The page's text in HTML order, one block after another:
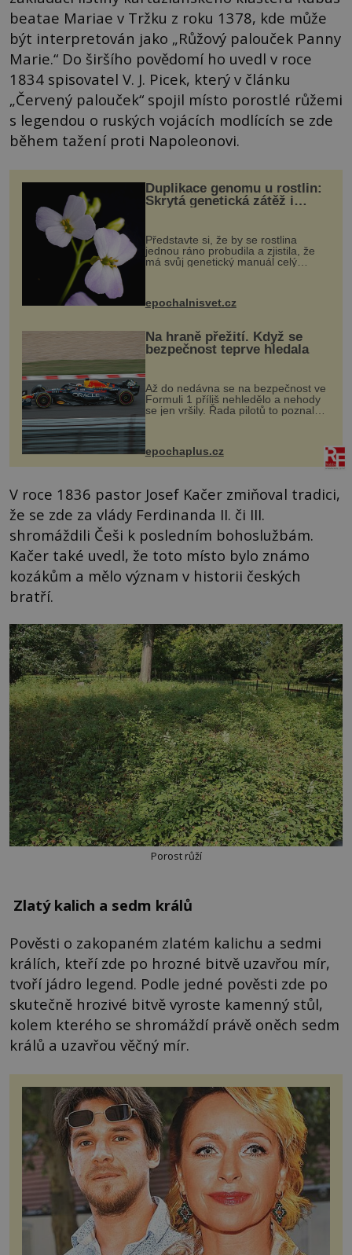
beatae Mariae v Tržku z roku 1378, kde může
být interpretován jako „Růžový palouček Panny
Marie.“ Do širšího povědomí ho uvedl v roce
1834 spisovatel V. J. Picek, který v článku
„Červený palouček“ spojil místo porostlé růžemi
s legendou o ruských vojácích modlících se zde
během tažení proti Napoleonovi.
Duplikace genomu u rostlin:
Skrytá genetická zátěž i
Představte si, že by se rostlina
jednou ráno probudila a zjistila, že
má svůj genetický manuál celý
vstupenka...
epochalnisvet.cz
Na hraně přežití. Když se
bezpečnost teprve hledala
Až do nedávna se na bezpečnost ve
Formuli 1 příliš nehledělo a nehody
se jen vršily. Řada pilotů to poznala
na vlastní kůži, často s trvalými
následky nebo bohužel i ztrátou
života. Dnes nepochopiteln...
epochaplus.cz
V roce 1836 pastor Josef Kačer zmiňoval tradici,
že se zde za vlády Ferdinanda II. či III.
shromáždili Češi k posledním bohoslužbám.
Kačer také uvedl, že toto místo bylo známo
kozákům a mělo význam v historii českých
bratří.
Porost růží
Zlatý kalich a sedm králů
Pověsti o zakopaném zlatém kalichu a sedmi
králích, kteří zde po hrozné bitvě uzavřou mír,
tvoří jádro legend. Podle jedné pověsti zde po
skutečně hrozivé bitvě vyroste kamenný stůl,
kolem kterého se shromáždí právě oněch sedm
králů a uzavřou věčný mír.